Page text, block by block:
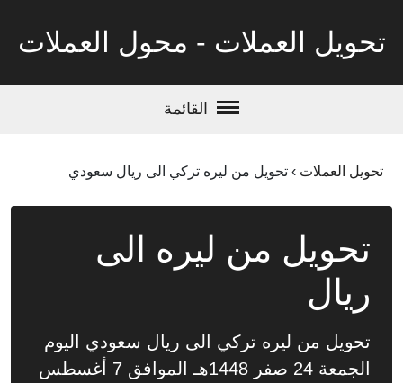
تحويل العملات - محول العملات
القائمة
تحويل العملات › تحويل من ليره تركي الى ريال سعودي
تحويل من ليره الى
ريال
تحويل من ليره تركي الى ريال سعودي اليوم
الجمعة 24 صفر 1448هـ الموافق 7 أغسطس